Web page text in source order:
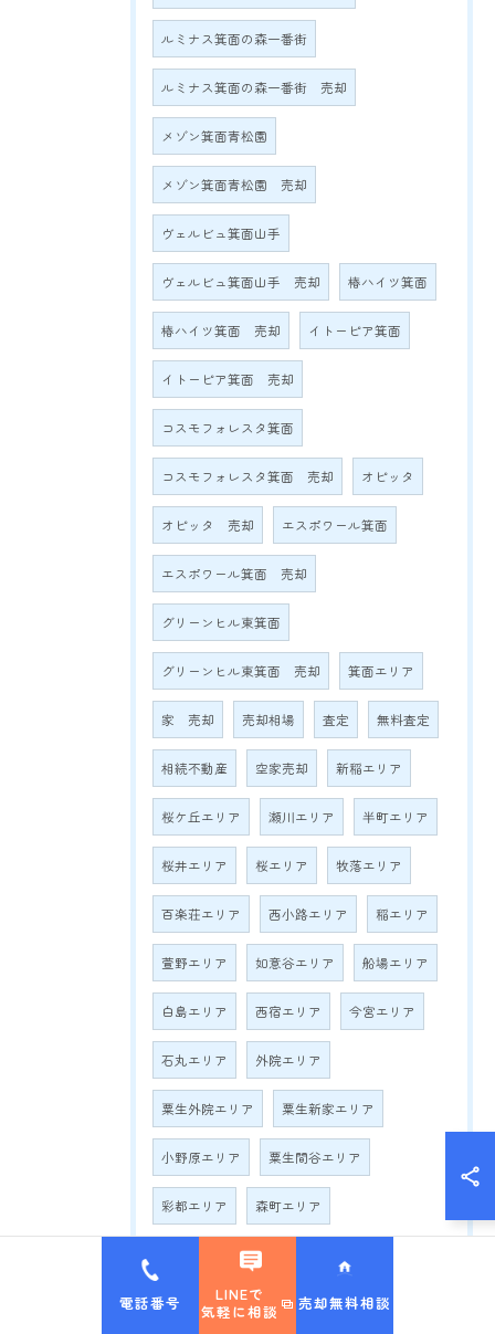
ルミナス箕面の森一番街
ルミナス箕面の森一番街 売却
メゾン箕面青松園
メゾン箕面青松園 売却
ヴェルビュ箕面山手
ヴェルビュ箕面山手 売却 椿ハイツ箕面
椿ハイツ箕面 売却 イトーピア箕面
イトーピア箕面 売却
コスモフォレスタ箕面
コスモフォレスタ箕面 売却 オピッタ
オピッタ 売却 エスポワール箕面
エスポワール箕面 売却
グリーンヒル東箕面
グリーンヒル東箕面 売却 箕面エリア
家 売却 売却相場 査定 無料査定
相続不動産 空家売却 新稲エリア
桜ケ丘エリア 瀬川エリア 半町エリア
桜井エリア 桜エリア 牧落エリア
百楽荘エリア 西小路エリア 稲エリア
萱野エリア 如意谷エリア 船場エリア
白島エリア 西宿エリア 今宮エリア
石丸エリア 外院エリア
粟生外院エリア 粟生新家エリア
小野原エリア 粟生間谷エリア
彩都エリア 森町エリア
池田市 不動産査定
池田市 マンション売却
電話番号
LINEで
気軽に相談
売却無料相談